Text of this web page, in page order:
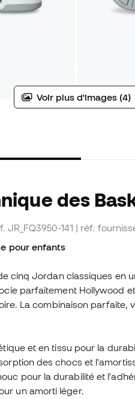
Voir plus d'images (4)
des
JR_FQ3950-141 | réf.
pour enfants
cinq Jordan classiques en
parfaitement Hollywood
La combinaison parfaite,
et en tissu pour la
des chocs et
pour la durabilité et
un amorti léger.